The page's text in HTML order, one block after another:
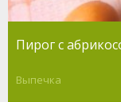
Пирог с
Выпечка